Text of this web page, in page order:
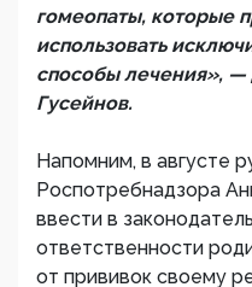
гомеопаты, которые
использовать
способы лечения»,
Гусейнов.
Напомним, в августе
Роспотребнадзора
ввести в
ответственности
от прививок своему